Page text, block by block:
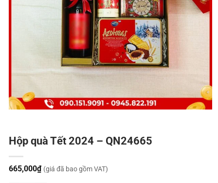
Hộp quà Tết 2024 – QN24665
665,000₫ (giá đã bao gồm VAT)